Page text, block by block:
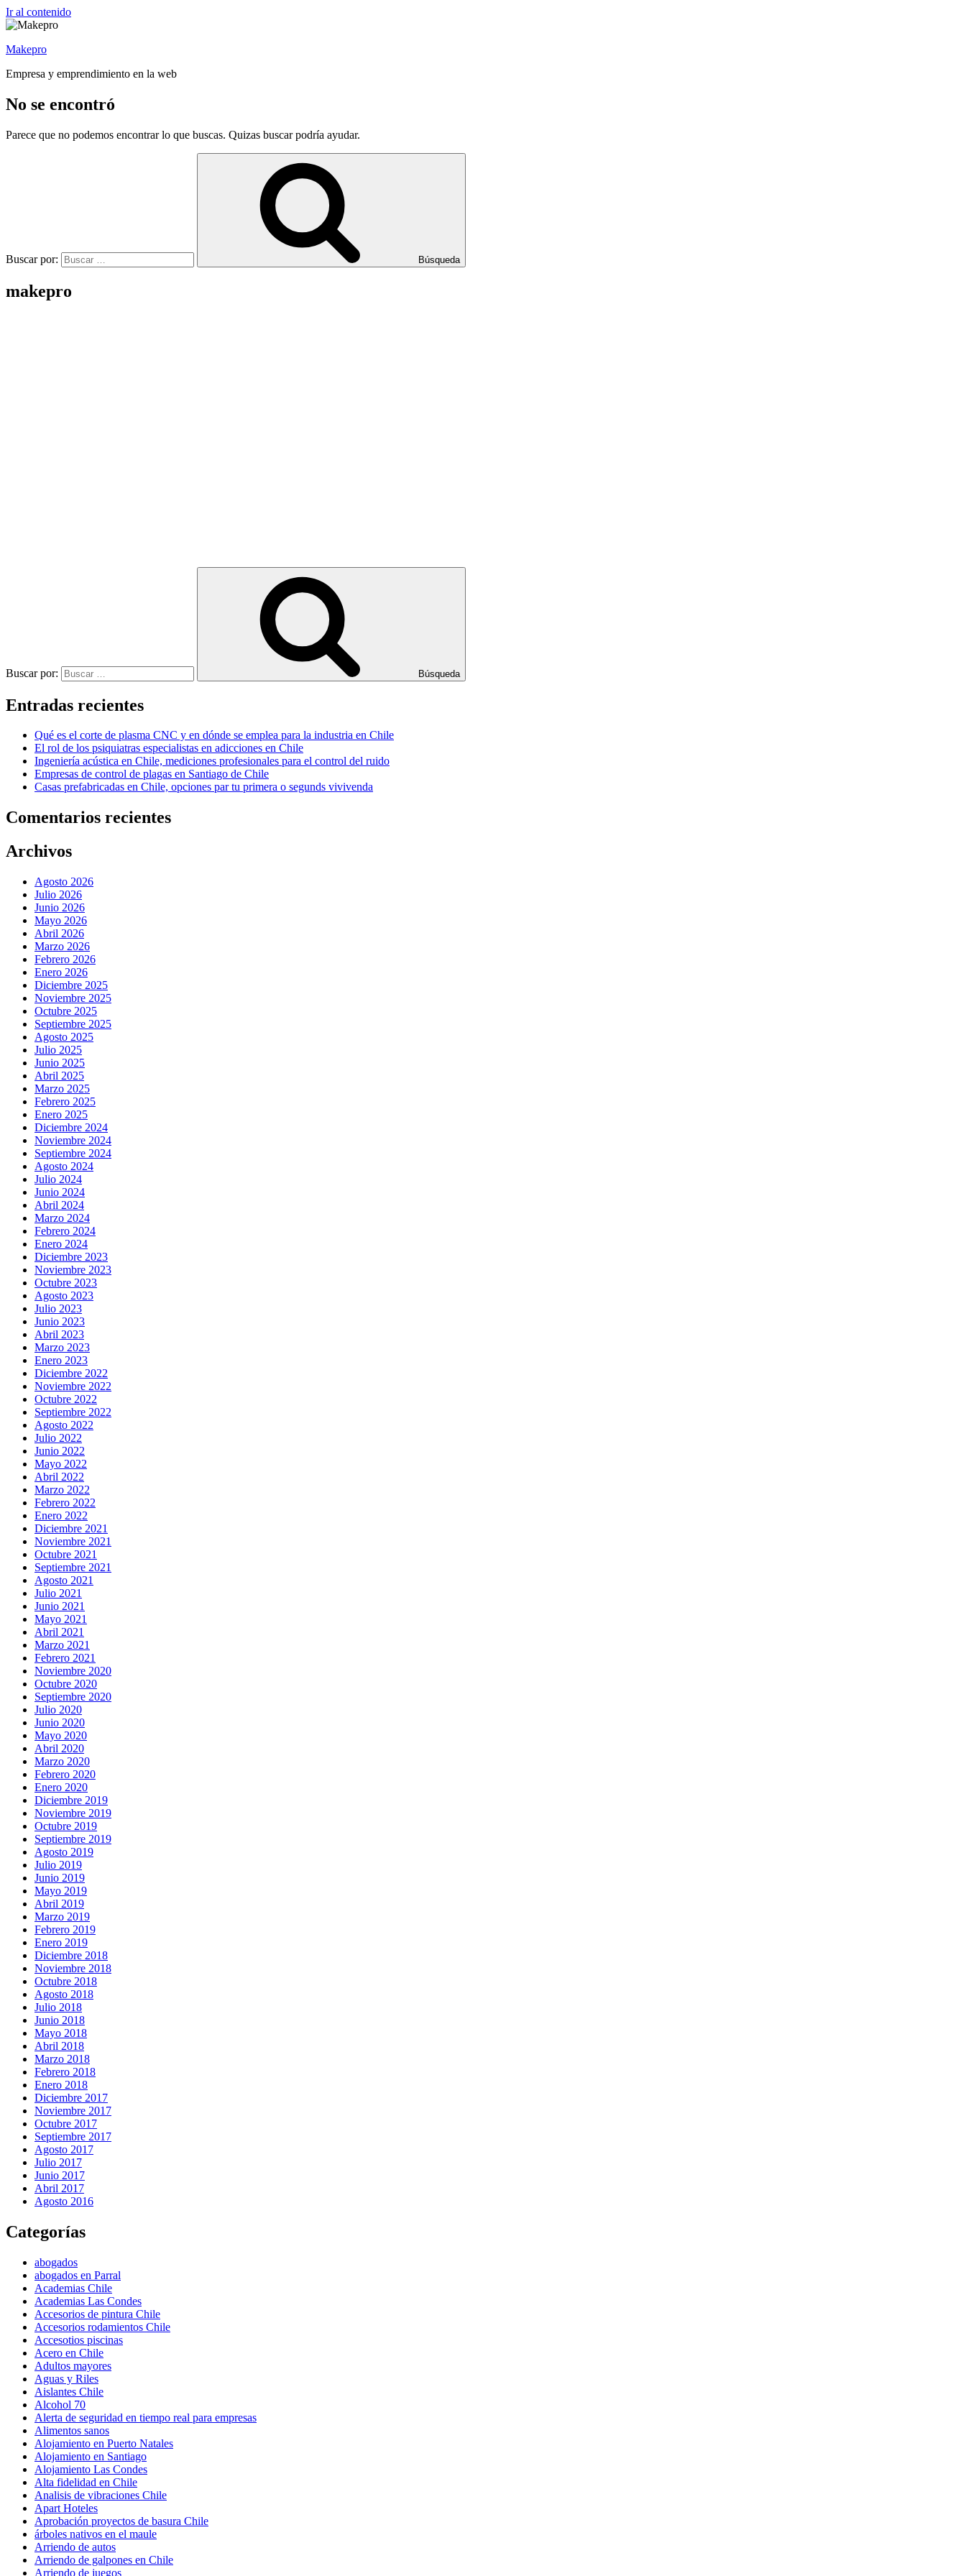
Ir al contenido
Makepro
Empresa y emprendimiento en la web
No se encontró
Parece que no podemos encontrar lo que buscas. Quizas buscar podría ayudar.
Buscar por: Búsqueda
makepro
Buscar por: Búsqueda
Entradas recientes
Qué es el corte de plasma CNC y en dónde se emplea para la industria en Chile
El rol de los psiquiatras especialistas en adicciones en Chile
Ingeniería acústica en Chile, mediciones profesionales para el control del ruido
Empresas de control de plagas en Santiago de Chile
Casas prefabricadas en Chile, opciones par tu primera o segunds vivivenda
Comentarios recientes
Archivos
Agosto 2026
Julio 2026
Junio 2026
Mayo 2026
Abril 2026
Marzo 2026
Febrero 2026
Enero 2026
Diciembre 2025
Noviembre 2025
Octubre 2025
Septiembre 2025
Agosto 2025
Julio 2025
Junio 2025
Abril 2025
Marzo 2025
Febrero 2025
Enero 2025
Diciembre 2024
Noviembre 2024
Septiembre 2024
Agosto 2024
Julio 2024
Junio 2024
Abril 2024
Marzo 2024
Febrero 2024
Enero 2024
Diciembre 2023
Noviembre 2023
Octubre 2023
Agosto 2023
Julio 2023
Junio 2023
Abril 2023
Marzo 2023
Enero 2023
Diciembre 2022
Noviembre 2022
Octubre 2022
Septiembre 2022
Agosto 2022
Julio 2022
Junio 2022
Mayo 2022
Abril 2022
Marzo 2022
Febrero 2022
Enero 2022
Diciembre 2021
Noviembre 2021
Octubre 2021
Septiembre 2021
Agosto 2021
Julio 2021
Junio 2021
Mayo 2021
Abril 2021
Marzo 2021
Febrero 2021
Noviembre 2020
Octubre 2020
Septiembre 2020
Julio 2020
Junio 2020
Mayo 2020
Abril 2020
Marzo 2020
Febrero 2020
Enero 2020
Diciembre 2019
Noviembre 2019
Octubre 2019
Septiembre 2019
Agosto 2019
Julio 2019
Junio 2019
Mayo 2019
Abril 2019
Marzo 2019
Febrero 2019
Enero 2019
Diciembre 2018
Noviembre 2018
Octubre 2018
Agosto 2018
Julio 2018
Junio 2018
Mayo 2018
Abril 2018
Marzo 2018
Febrero 2018
Enero 2018
Diciembre 2017
Noviembre 2017
Octubre 2017
Septiembre 2017
Agosto 2017
Julio 2017
Junio 2017
Abril 2017
Agosto 2016
Categorías
abogados
abogados en Parral
Academias Chile
Academias Las Condes
Accesorios de pintura Chile
Accesorios rodamientos Chile
Accesotios piscinas
Acero en Chile
Adultos mayores
Aguas y Riles
Aislantes Chile
Alcohol 70
Alerta de seguridad en tiempo real para empresas
Alimentos sanos
Alojamiento en Puerto Natales
Alojamiento en Santiago
Alojamiento Las Condes
Alta fidelidad en Chile
Analisis de vibraciones Chile
Apart Hoteles
Aprobación proyectos de basura Chile
árboles nativos en el maule
Arriendo de autos
Arriendo de galpones en Chile
Arriendo de juegos